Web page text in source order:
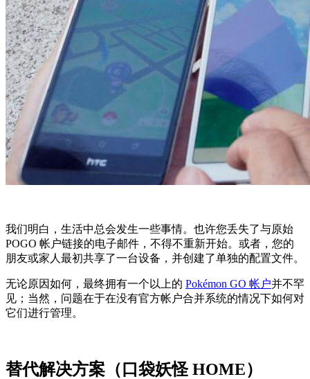
我们明白，生活中总会发生一些事情。也许您丢失了与原始
POGO 帐户链接的电子邮件，不得不重新开始。或者，您的
朋友或家人最初共享了一台设备，并创建了单独的配置文件。
无论原因如何，最终拥有一个以上的 Pokémon GO 帐户并不罕
见；当然，问题在于在没有官方帐户合并系统的情况下如何对
它们进行管理。
替代解决方案（口袋妖怪 HOME）